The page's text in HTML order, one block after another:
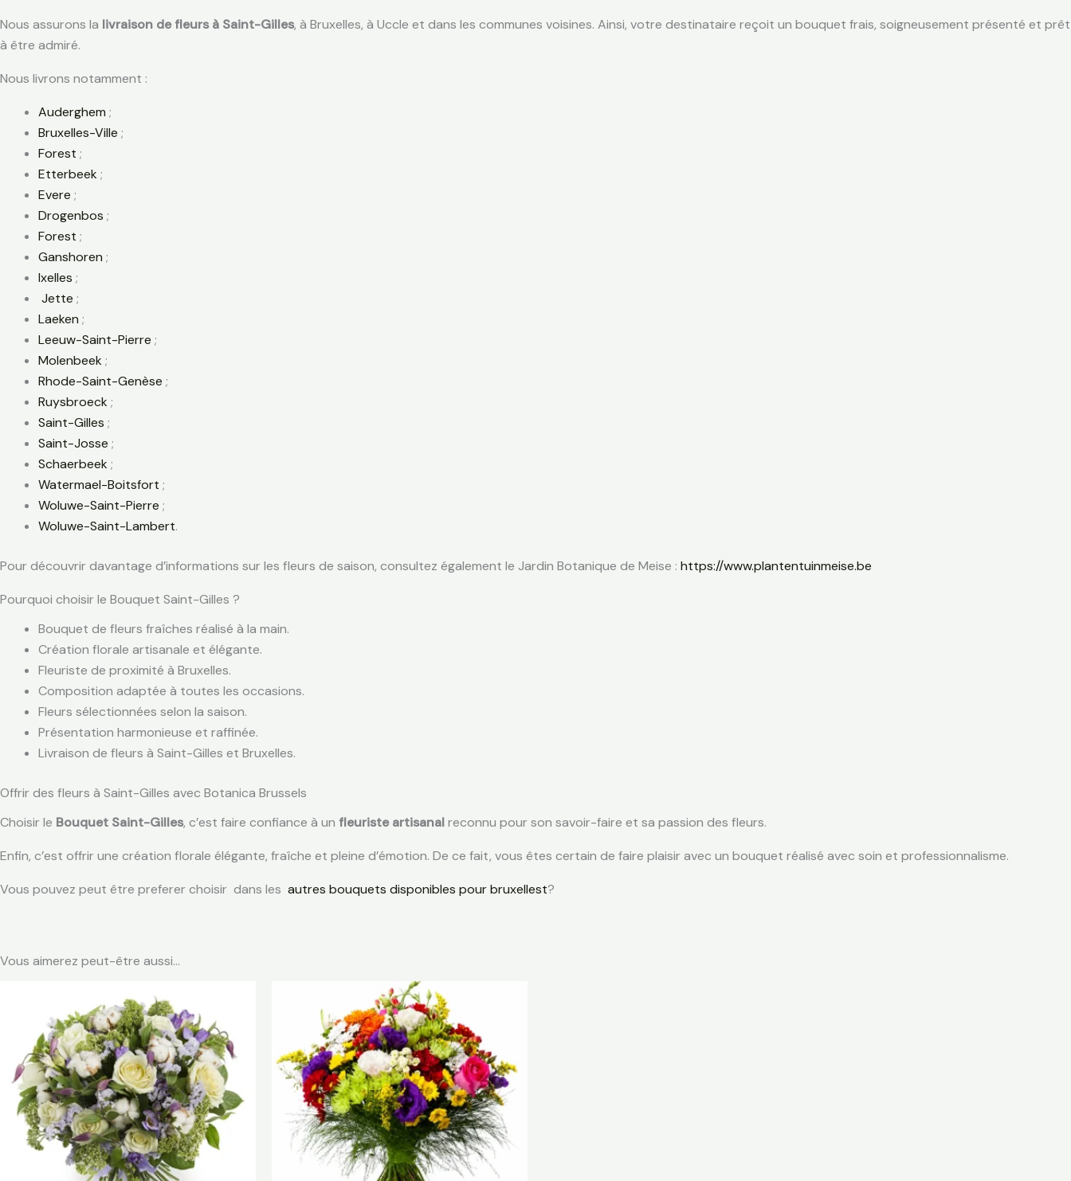
Nous assurons la livraison de fleurs à Saint-Gilles, à Bruxelles, à Uccle et dans les communes voisines. Ainsi, votre destinataire reçoit un bouquet frais, soigneusement présenté et prêt
à être admiré.
Nous livrons notamment :
Auderghem ;
Bruxelles-Ville ;
Forest ;
Etterbeek ;
Evere ;
Drogenbos ;
Forest ;
Ganshoren ;
Ixelles ;
Jette ;
Laeken ;
Leeuw-Saint-Pierre ;
Molenbeek ;
Rhode-Saint-Genèse ;
Ruysbroeck ;
Saint-Gilles ;
Saint-Josse ;
Schaerbeek ;
Watermael-Boitsfort ;
Woluwe-Saint-Pierre ;
Woluwe-Saint-Lambert.
Pour découvrir davantage d’informations sur les fleurs de saison, consultez également le Jardin Botanique de Meise : https://www.plantentuinmeise.be
Pourquoi choisir le Bouquet Saint-Gilles ?
Bouquet de fleurs fraîches réalisé à la main.
Création florale artisanale et élégante.
Fleuriste de proximité à Bruxelles.
Composition adaptée à toutes les occasions.
Fleurs sélectionnées selon la saison.
Présentation harmonieuse et raffinée.
Livraison de fleurs à Saint-Gilles et Bruxelles.
Offrir des fleurs à Saint-Gilles avec Botanica Brussels
Choisir le Bouquet Saint-Gilles, c’est faire confiance à un fleuriste artisanalreconnu pour son savoir-faire et sa passion des fleurs.
Enfin, c’est offrir une création florale élégante, fraîche et pleine d’émotion. De ce fait, vous êtes certain de faire plaisir avec un bouquet réalisé avec soin et professionnalisme.
Vous pouvez peut être preferer choisir dans les autres bouquets disponibles pour bruxellest?
Vous aimerez peut-être aussi…
de
prix :
€ 50,00
à
€ 75,00
Plage
de
prix :
€ 40,00
à
€ 65,00